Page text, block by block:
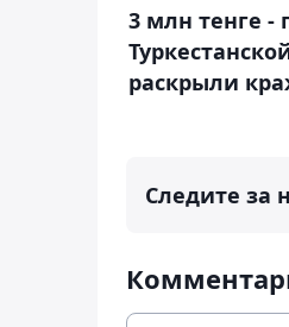
3 млн тенге -
раскрыли
Следите за